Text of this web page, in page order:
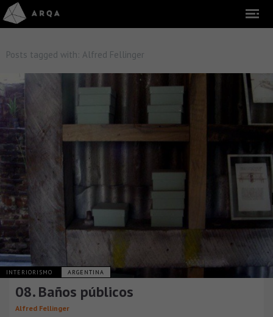
Posts tagged with: Alfred Fellinger
INTERIORISMO ARGENTINA
08. Baños públicos
Alfred Fellinger